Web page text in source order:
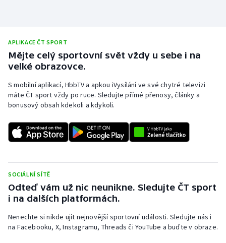
APLIKACE ČT SPORT
Mějte celý sportovní svět vždy u sebe i na
velké obrazovce.
S mobilní aplikací, HbbTV a apkou iVysílání ve své chytré televizi
máte ČT sport vždy po ruce. Sledujte přímé přenosy, články a
bonusový obsah kdekoli a kdykoli.
SOCIÁLNÍ SÍTĚ
Odteď vám už nic neunikne. Sledujte ČT sport
i na dalších platformách.
Nenechte si nikde ujít nejnovější sportovní události. Sledujte nás i
na Facebooku, X, Instagramu, Threads či YouTube a buďte v obraze.